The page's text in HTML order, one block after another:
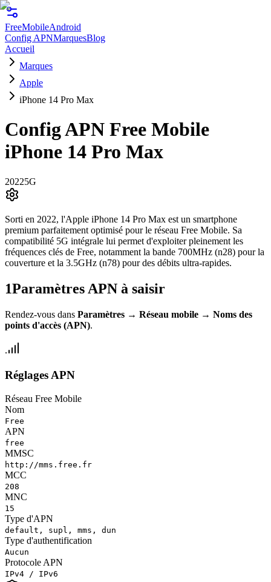
FreeMobileAndroid
Config APNMarquesBlog
Accueil
Marques
Apple
iPhone 14 Pro Max
Config APN Free Mobile
iPhone 14 Pro Max
20225G
Sorti en 2022, l'Apple iPhone 14 Pro Max est un smartphone
premium parfaitement optimisé pour le réseau Free Mobile. Sa
compatibilité 5G intégrale lui permet d'exploiter pleinement les
fréquences clés de Free, notamment la bande 700MHz (n28) pour la
couverture et la 3.5GHz (n78) pour des débits ultra-rapides.
1Paramètres APN à saisir
Rendez-vous dans Paramètres → Réseau mobile → Noms des
points d'accès (APN).
Réglages APN
Réseau Free Mobile
Nom
Free
APN
free
MMSC
http://mms.free.fr
MCC
208
MNC
15
Type d'APN
default, supl, mms, dun
Type d'authentification
Aucun
Protocole APN
IPv4 / IPv6